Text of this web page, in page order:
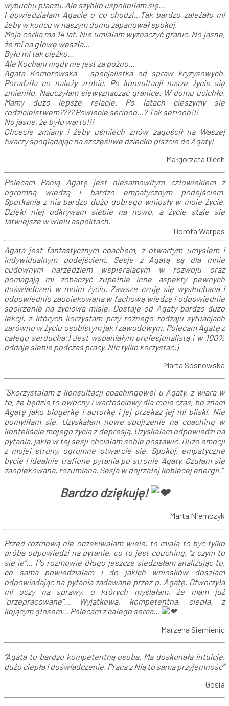
wybuchu płaczu. Ale szybko uspokoiłam się…
I powiedziałam Agacie o co chodzi…Tak bardzo zależało mi
żeby w końcu w naszym domu zapanował spokój.
Moja córka ma 14 lat. Nie umiałam wyznaczyć granic. No jasne,
że mi na głowę weszła…
Było mi tak ciężko…
Ale Kochani nigdy nie jest za późno…
Agata Komorowska – specjalistka od spraw kryzysowych.
Poradziła co należy zrobić. Po konsultacji nasze życie się
zmieniło. Nauczyłam sięwyznaczać granice. W domu ucichło.
Mamy dużo lepsze relacje. Po latach cieszymy się
rodzicielstwem???? Powiecie seriooo…? Tak seriooo!!!
No jasne, że było warto!!!
Chcecie zmiany i żeby uśmiech znów zagościł na Waszej
twarzy spoglądając na szczęśliwe dziecko piszcie do Agaty!
Małgorzata Olech
Polecam Panią Agatę jest niesamowitym człowiekiem z
ogromną wiedzą i bardzo empatycznym podejściem.
Spotkania z nią bardzo dużo dobrego wniosły w moje życie.
Dzięki niej odkrywam siebie na nowo, a życie staje się
łatwiejsze w wielu aspektach.
Dorota Warpas
Agata jest fantastycznym coachem, z otwartym umysłem i
indywidualnym podejściem. Sesje z Agatą są dla mnie
cudownym narzędziem wspierającym w rozwoju oraz
pomagają mi zobaczyć zupełnie inne aspekty pewnych
doświadczeń w moim życiu. Zawsze czuję się wysłuchana i
odpowiednio zaopiekowana w fachową wiedzę i odpowiednie
spojrzenie na życiową misję. Dostaję od Agaty bardzo dużo
lekcji, z których korzystam przy różnego rodzaju sytuacjach
zarówno w życiu osobistym jak i zawodowym. Polecam Agatę z
całego serducha:) Jest wspaniałym profesjonalistą i w 100%
oddaje siebie podczas pracy. Nic tylko korzystać:)
Marta Sosnowska
“Skorzystałam z konsultacji coachingowej u Agaty, z wiarą w
to, że będzie to owocny i wartościowy dla mnie czas, bo znam
Agatę jako blogerkę i autorkę i jej przekaz jej mi bliski. Nie
pomyliłam się. Uzyskałam nowe spojrzenie na coaching w
kontekście mojego życia z depresją. Uzyskałam odpowiedzi na
pytania, jakie w tej sesji chciałam sobie postawić. Dużo emocji
z mojej strony, ogromne otwarcie się. Spokój, empatyczne
bycie i idealnie trafione pytania po stronie Agaty. Czułam się
zaopiekowana, rozumiana. Sesja w dojrzałej kobiecej energii.”
Bardzo dziękuję!
Marta Niemczyk
Przed rozmową nie oczekiwałam wiele, to miała to być tylko
próba odpowiedzi na pytanie, co to jest couching, “z czym to
się je”… Po rozmowie długo jeszcze siedziałam analizując to,
co sama powiedziałam i do jakich wniosków doszłam
odpowiadając na pytania zadawane przez p. Agatę. Otworzyła
mi oczy na sprawy, o których myślałam, że mam już
“przepracowane”… Wyjątkowa, kompetentna, ciepła, z
kojącym głosem… Polecam z całego serca…
Marzena Siemienic
“Agata to bardzo kompetentną osoba. Ma doskonałą intuicję,
dużo ciepła i doświadczenie. Praca z Nią to sama przyjemność”
Gosia